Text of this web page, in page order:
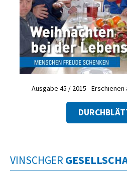
Ausgabe 45 / 2015 - Erschienen
VINSCHGER